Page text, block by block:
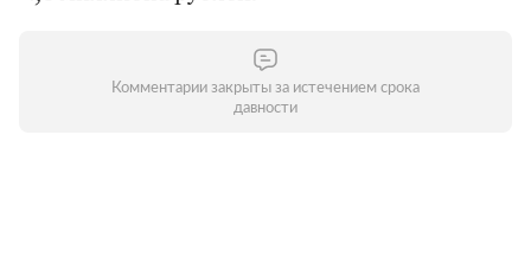
Комментарии закрыты за истечением срока
давности